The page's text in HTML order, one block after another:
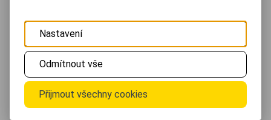
Záznam pohybu osob u vchodu do objektu
Pořizování důkazu o trestné činnosti
Montáž
Montáž kamerového systému spočívá v upevnění
kamer na zeď nebo strop a propojení kabelem s
Nastavení
Odmítnout vše
Přijmout všechny cookies